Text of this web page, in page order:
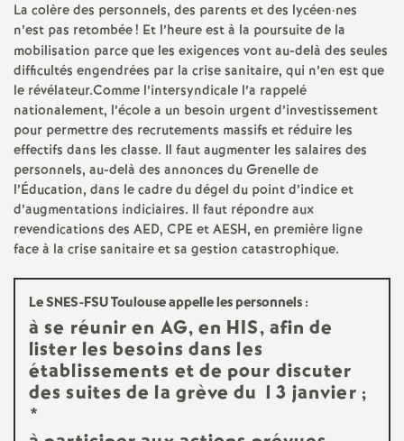
e
s
E
n
s
e
i
g
n
La colère des personnels, des parents et des lycéen·nes
n’est pas retombée! Et l’heure est à la poursuite de la
mobilisation parce que les exigences vont au-delà des seules
difficultés engendrées par la crise sanitaire, qui n’en est que
le révélateur.Comme l’intersyndicale l’a rappelé
nationalement, l’école a un besoin urgent d’investissement
pour permettre des recrutements massifs et réduire les
effectifs dans les classe. Il faut augmenter les salaires des
personnels, au-delà des annonces du Grenelle de
l’Éducation, dans le cadre du dégel du point d’indice et
d’augmentations indiciaires. Il faut répondre aux
revendications des AED, CPE et AESH, en première ligne
face à la crise sanitaire et sa gestion catastrophique.
Le SNES-FSU Toulouse appelle les personnels :
à se réunir en AG, en HIS, afin de
lister les besoins dans les
établissements et de pour discuter
des suites de la grève du 13 janvier ;
*